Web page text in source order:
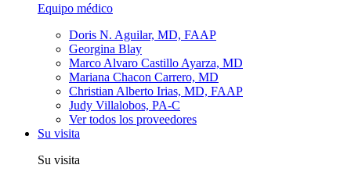
Equipo médico
Doris N. Aguilar, MD, FAAP
Georgina Blay
Marco Alvaro Castillo Ayarza, MD
Mariana Chacon Carrero, MD
Christian Alberto Irias, MD, FAAP
Judy Villalobos, PA-C
Ver todos los proveedores
Su visita
Su visita